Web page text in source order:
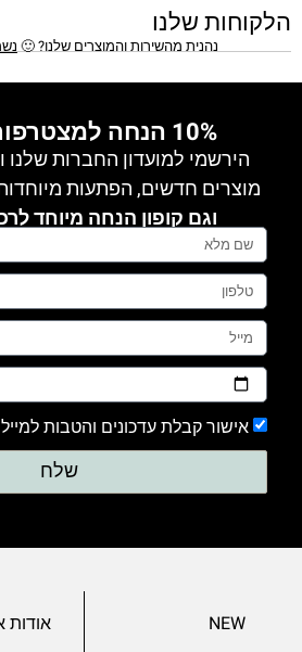
הלקוחות שלנו
נהנית מהשירות והמוצרים שלנו?🙂
10% הנחה למצטרפות חדשות!
הירשמי למועדון החברות שלנו
מוצרים חדשים, הפתעות
וגם קופון הנחה מיוחד
אישור קבלת עדכונים והטבות
שלח
NEW
אודות